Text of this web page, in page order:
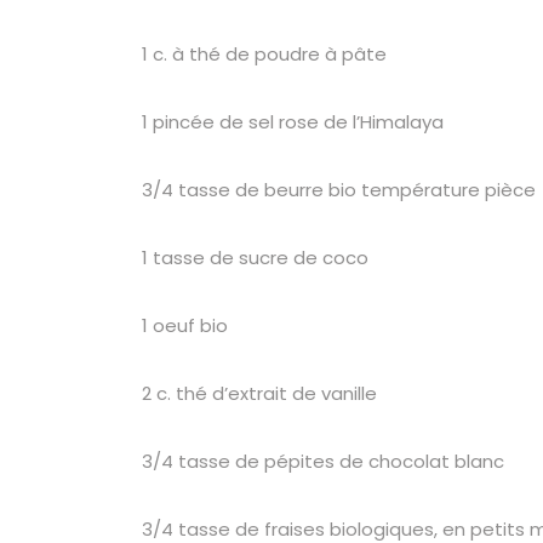
1 c. à thé de poudre à pâte
1 pincée de sel rose de l’Himalaya
3/4 tasse de beurre bio température pièce
1 tasse de sucre de coco
1 oeuf bio
2 c. thé d’extrait de vanille
3/4 tasse de pépites de chocolat blanc
3/4 tasse de fraises biologiques, en petits